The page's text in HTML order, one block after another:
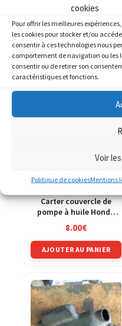
cookies
Pour offrir les meilleures
les cookies pour stocker et/ou
consentir à ces technologies nous
comportement de navigation ou les
consentir ou de retirer son
caractéristiques et fonctions.
Voir
Politique de cookiesMentions
PRODUITS
Carter couvercle de
pompe à huile Honda
125 CRM jd13a
8.00€
AJOUTER AU PANIER